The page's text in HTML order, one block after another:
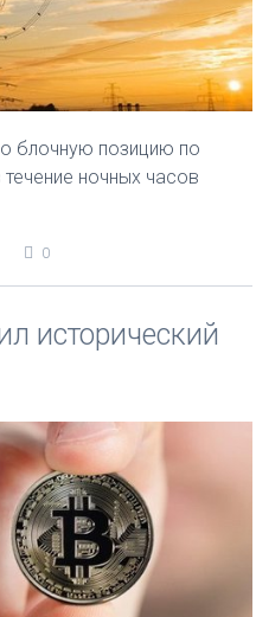
блочную позицию по
ночных часов
0
исторический